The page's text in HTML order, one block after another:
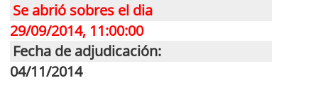
Se abrió sobres el dia
29/09/2014, 11:00:00
Fecha de adjudicación:
04/11/2014